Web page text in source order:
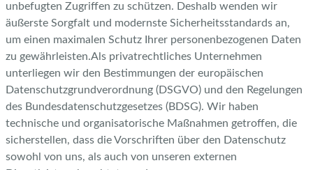
unbefugten Zugriffen zu schützen. Deshalb wenden wir
äußerste Sorgfalt und modernste Sicherheitsstandards an,
um einen maximalen Schutz Ihrer personenbezogenen Daten
zu gewährleisten.Als privatrechtliches Unternehmen
unterliegen wir den Bestimmungen der europäischen
Datenschutzgrundverordnung (DSGVO) und den Regelungen
des Bundesdatenschutzgesetzes (BDSG). Wir haben
technische und organisatorische Maßnahmen getroffen, die
sicherstellen, dass die Vorschriften über den Datenschutz
sowohl von uns, als auch von unseren externen